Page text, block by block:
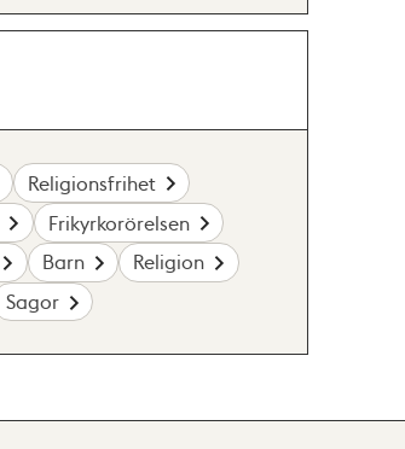
Religionsfrihet
Frikyrkorörelsen
Barn
Religion
Sagor